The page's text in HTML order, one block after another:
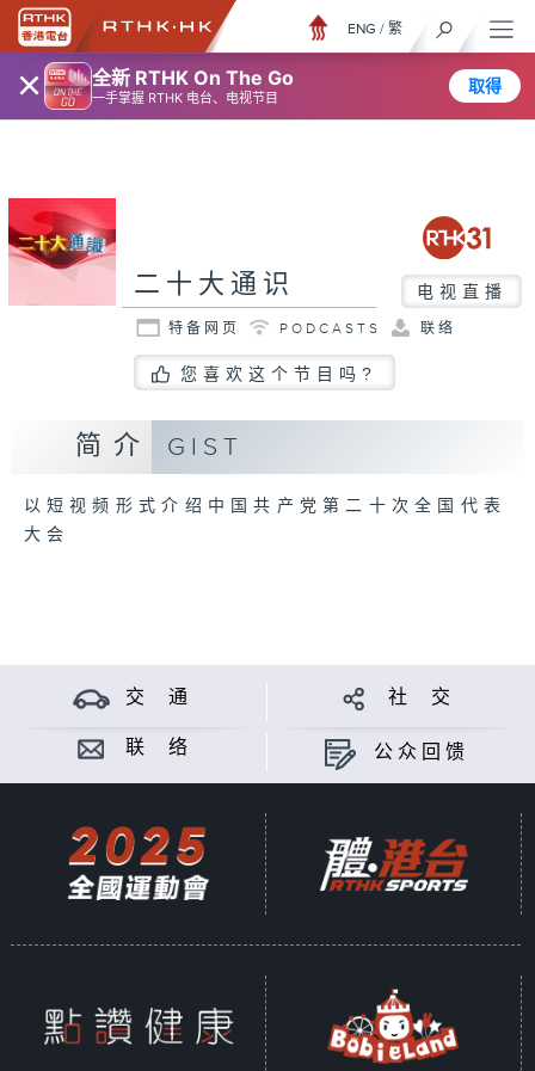
× 全新 RTHK On The Go
一手掌握 RTHK 电台、电视节目
取得
ENG / 繁
二十大通识 电视直播
特备网页 PODCASTS 联络
您喜欢这个节目吗?
简介 GIST
以短视频形式介绍中国共产党第二十次全国代表
大会
交 通 社 交
联 络 公众回馈